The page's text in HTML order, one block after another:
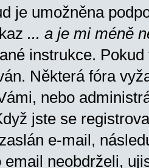
je umožněna
... a je mi méně
instrukce.
Některá fóra
nebo
jste se
e-mail,
email neobdrželi,